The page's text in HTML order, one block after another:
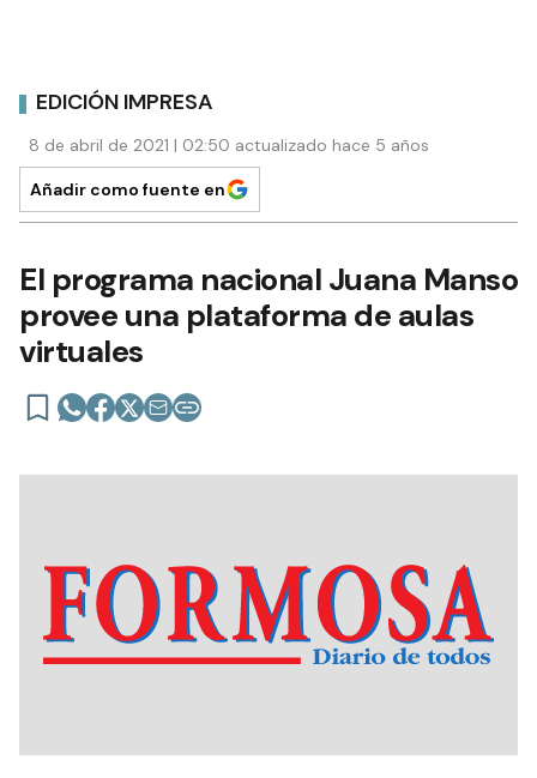
EDICIÓN IMPRESA
8 de abril de 2021 | 02:50 actualizado hace 5 años
Añadir como fuente en
El programa nacional Juana Manso
provee una plataforma de aulas
virtuales